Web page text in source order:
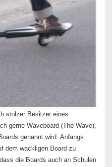
stolzer Besitzer eines
gerne Waveboard (The Wave),
genannt wird. Anfangs
dem wackligen Board zu
die Boards auch an Schulen